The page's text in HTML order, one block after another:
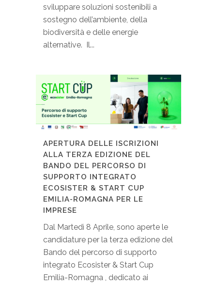
sviluppare soluzioni sostenibili a
sostegno dell’ambiente, della
biodiversità e delle energie
alternative. Il...
APERTURA DELLE ISCRIZIONI
ALLA TERZA EDIZIONE DEL
BANDO DEL PERCORSO DI
SUPPORTO INTEGRATO
ECOSISTER & START CUP
EMILIA-ROMAGNA PER LE
IMPRESE
Dal Martedì 8 Aprile, sono aperte le
candidature per la terza edizione del
Bando del percorso di supporto
integrato Ecosister & Start Cup
Emilia-Romagna , dedicato ai